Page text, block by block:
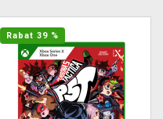
Rabat 39 %